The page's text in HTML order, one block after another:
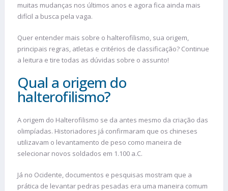
muitas mudanças nos últimos anos e agora fica ainda mais
difícil a busca pela vaga.
Quer entender mais sobre o halterofilismo, sua origem,
principais regras, atletas e critérios de classificação? Continue
a leitura e tire todas as dúvidas sobre o assunto!
Qual a origem do
halterofilismo?
A origem do Halterofilismo se da antes mesmo da criação das
olimpíadas. Historiadores já confirmaram que os chineses
utilizavam o levantamento de peso como maneira de
selecionar novos soldados em 1.100 a.C.
Já no Ocidente, documentos e pesquisas mostram que a
prática de levantar pedras pesadas era uma maneira comum